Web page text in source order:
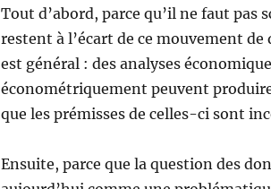
Tout d’abord, parce qu’il ne faut
restent à l’écart de ce mouvement
est général : des analyses
économétriquement peuvent
que les prémisses de celles-ci sont
Ensuite, parce que la question des